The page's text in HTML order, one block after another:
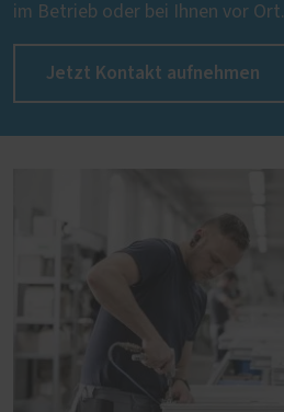
im Betrieb oder bei Ihnen vor Ort.
Jetzt Kontakt aufnehmen